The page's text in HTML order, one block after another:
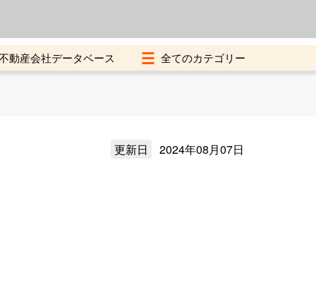
動産会社データベース
更新日 2024年08月07日